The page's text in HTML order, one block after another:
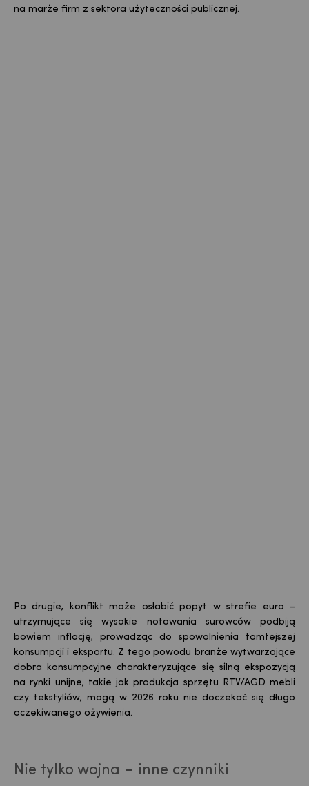
na marże firm z sektora użyteczności publicznej.
Po drugie, konflikt może osłabić popyt w strefie euro –
utrzymujące się wysokie notowania surowców podbiją
bowiem inflację, prowadząc do spowolnienia tamtejszej
konsumpcji i eksportu. Z tego powodu branże wytwarzające
dobra konsumpcyjne charakteryzujące się silną ekspozycją
na rynki unijne, takie jak produkcja sprzętu RTV/AGD mebli
czy tekstyliów, mogą w 2026 roku nie doczekać się długo
oczekiwanego ożywienia.
Nie tylko wojna – inne czynniki